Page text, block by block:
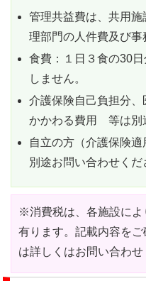
管理共益費は、共用
理部門の人件費及び
食費：１日３食の30
しません。
介護保険自己負担分
かかわる費用 等は別
自立の方（介護保険
別途お問い合わせくだ
※消費税は、各施設によ
有ります。記載内容を
は詳しくはお問い合わせ